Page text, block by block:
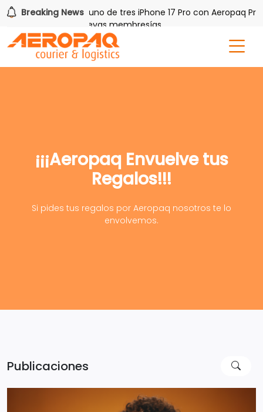
Breaking News
PAQ!
Gana uno de tres iPhone 17 Pro con Aeropaq Prime
por tres meses nuevas membresías
¡¡¡Aeropaq Envuelve tus
Regalos!!!
Si pides tus regalos por Aeropaq nosotros te lo
envolvemos.
Publicaciones